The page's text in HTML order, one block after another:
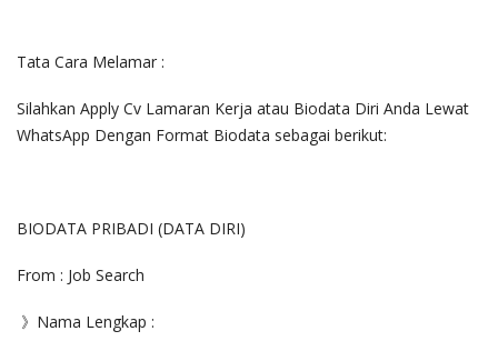
Tata Cara Melamar :
Silahkan Apply Cv Lamaran Kerja atau Biodata Diri Anda Lewat
WhatsApp Dengan Format Biodata sebagai berikut:
BIODATA PRIBADI (DATA DIRI)
From : Job Search
》Nama Lengkap :